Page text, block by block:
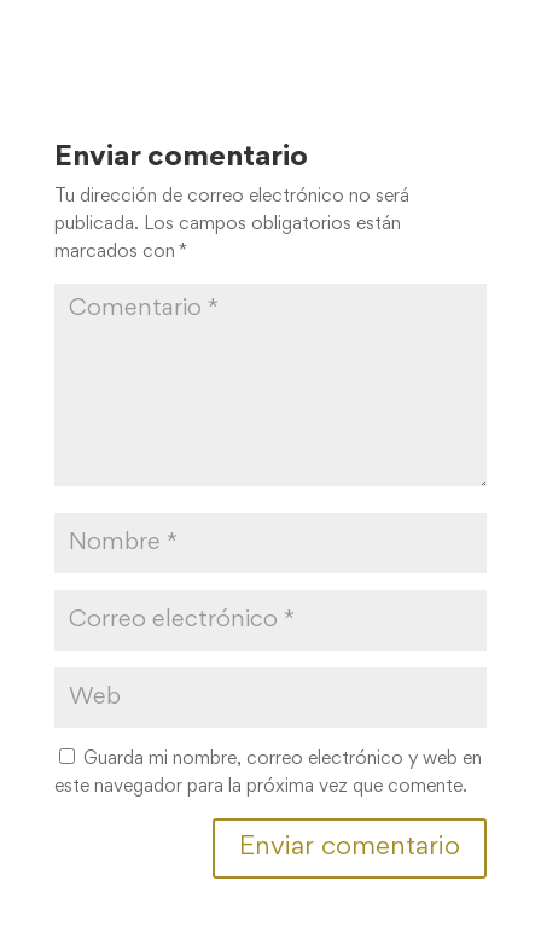
Enviar comentario
Tu dirección de correo electrónico no será
publicada. Los campos obligatorios están
marcados con *
Guarda mi nombre, correo electrónico y web en
este navegador para la próxima vez que comente.